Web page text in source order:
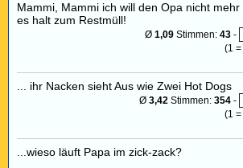
Mammi, Mammi ich will den Opa nicht
es halt zum Restmüll!
Ø 1,09 Stimmen: 43 -
(1
... ihr Nacken sieht Aus wie Zwei Hot Dogs
Ø 3,42 Stimmen: 354 -
(1
...wieso läuft Papa im zick-zack?